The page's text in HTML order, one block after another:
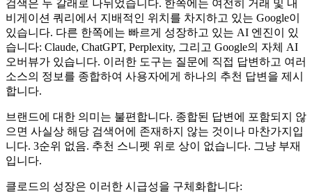
검색은 두 갈래로 나뉘었습니다. 한쪽에는 여전히 거래 및 내
비게이션 쿼리에서 지배적인 위치를 차지하고 있는 Google이
있습니다. 다른 한쪽에는 빠르게 성장하고 있는 AI 엔진이 있
습니다: Claude, ChatGPT, Perplexity, 그리고 Google의 자체 AI
오버뷰가 있습니다. 이러한 도구는 질문에 직접 답변하고 여러
소스의 정보를 종합하여 사용자에게 하나의 추천 답변을 제시
합니다.
브랜드에 대한 의미는 불편합니다. 종합된 답변에 포함되지 않
으면 사실상 해당 검색어에 존재하지 않는 것이나 마찬가지입
니다. 3순위 없음. 추천 스니펫 위로 상이 없습니다. 그냥 부재
입니다.
클로드의 성장은 이러한 시급성을 구체화합니다: